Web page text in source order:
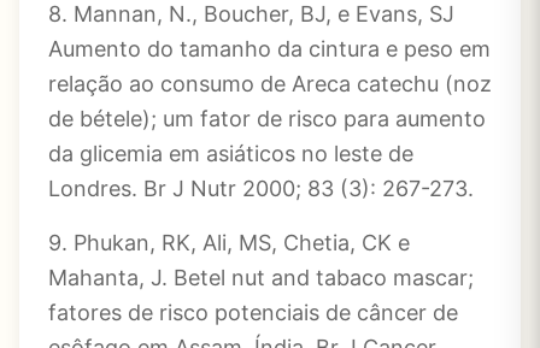
8. Mannan, N., Boucher, BJ, e Evans, SJ
Aumento do tamanho da cintura e peso em
relação ao consumo de Areca catechu (noz
de bétele); um fator de risco para aumento
da glicemia em asiáticos no leste de
Londres. Br J Nutr 2000; 83 (3): 267-273.
9. Phukan, RK, Ali, MS, Chetia, CK e
Mahanta, J. Betel nut and tabaco mascar;
fatores de risco potenciais de câncer de